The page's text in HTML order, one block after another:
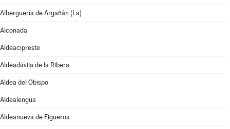
Alberguería de Argañán (La)
Alconada
Aldeacipreste
Aldeadávila de la Ribera
Aldea del Obispo
Aldealengua
Aldeanueva de Figueroa